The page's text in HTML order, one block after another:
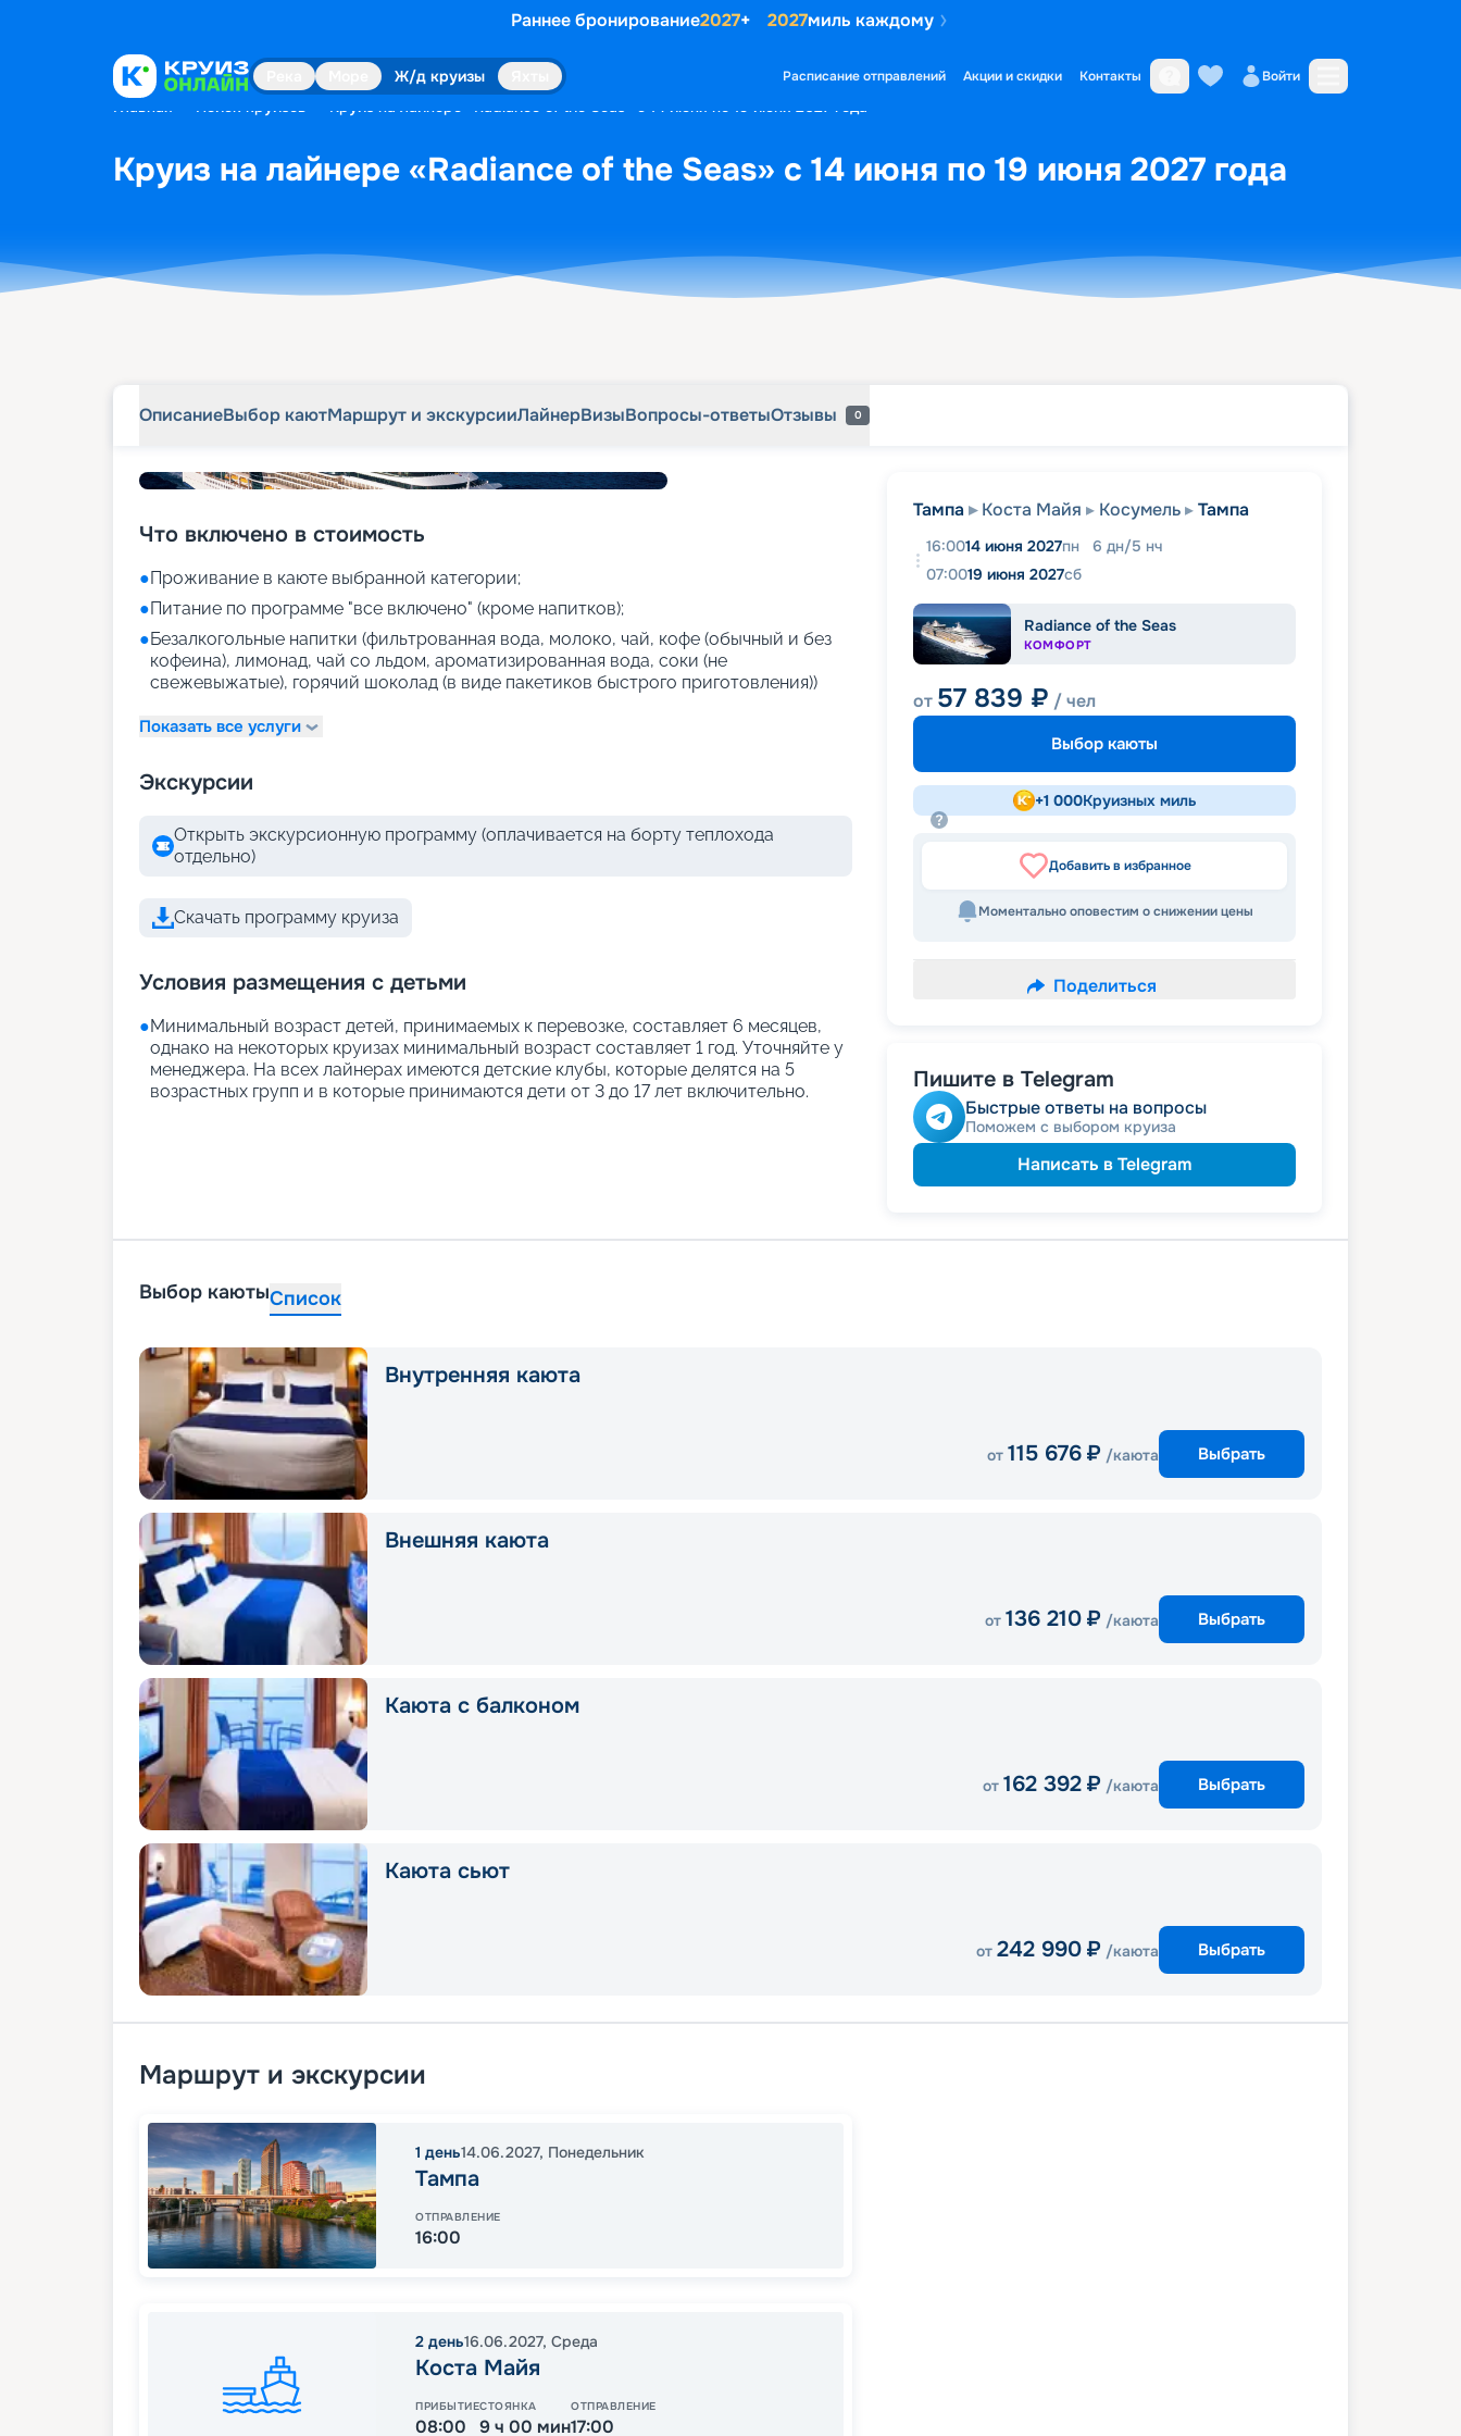
Раннее бронирование2027+ 2027миль каждому
Ж/д круизы Расписание отправлений Акции и скидки Контакты Войти
Главная Поиск круизов Круиз на лайнере «Radiance of the Seas» с 14 июня по 19 июня 2027 года
Круиз на лайнере «Radiance of the Seas» с 14 июня по 19 июня 2027 года
ОписаниеВыбор каютМаршрут и экскурсииЛайнерВизыВопросы-ответыОтзывы 0
Что включено в стоимость
●Проживание в каюте выбранной категории;
●Питание по программе "все включено" (кроме напитков);
●Безалкогольные напитки (фильтрованная вода, молоко, чай, кофе (обычный и без
кофеина), лимонад, чай со льдом, ароматизированная вода, соки (не
свежевыжатые), горячий шоколад (в виде пакетиков быстрого приготовления))
Показать все услуги
Экскурсии
Открыть экскурсионную программу (оплачивается на борту теплохода
отдельно)
Скачать программу круиза
Условия размещения с детьми
●Минимальный возраст детей, принимаемых к перевозке, составляет 6 месяцев,
однако на некоторых круизах минимальный возраст составляет 1 год. Уточняйте у
менеджера. На всех лайнерах имеются детские клубы, которые делятся на 5
возрастных групп и в которые принимаются дети от 3 до 17 лет включительно.
Тампа Коста Майя Косумель Тампа
16:0014 июня 2027пн 6 дн/5 нч
07:0019 июня 2027сб
Radiance of the Seas
КОМФОРТ
от 57 839 ₽ / чел
Выбор каюты
+1 000Круизных миль
Добавить в избранное
Моментально оповестим о снижении цены
Поделиться
Пишите в Telegram
Быстрые ответы на вопросы
Поможем с выбором круиза
Написать в Telegram
Выбор каютыСписок
Внутренняя каюта
от 115 676 ₽ /каюта Выбрать
Внешняя каюта
от 136 210 ₽ /каюта Выбрать
Каюта с балконом
от 162 392 ₽ /каюта Выбрать
Каюта сьют
от 242 990 ₽ /каюта Выбрать
Маршрут и экскурсии
1 день14.06.2027, Понедельник
Тампа
ОТПРАВЛЕНИЕ
16:00
2 день16.06.2027, Среда
Коста Майя
ПРИБЫТИЕ
08:00
СТОЯНКА
9 ч 00 мин
ОТПРАВЛЕНИЕ
17:00